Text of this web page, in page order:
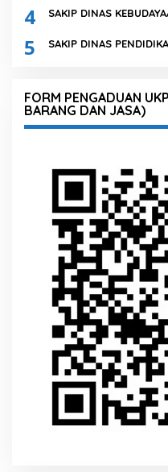
4 SAKIP DINAS
5 SAKIP DINAS
FORM PENGADUAN
BARANG DAN JASA)